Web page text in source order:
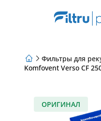
Фильтры для
Komfovent Verso CF
ОРИГИНАЛ